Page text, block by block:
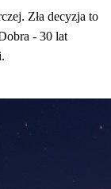
Zła decyzja to
- 30 lat